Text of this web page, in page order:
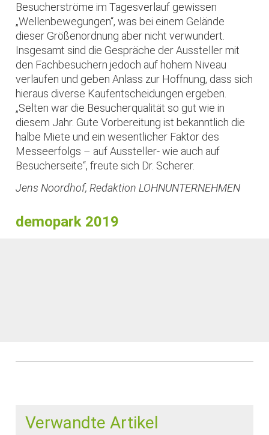
Besucherströme im Tagesverlauf gewissen
„Wellenbewegungen“, was bei einem Gelände
dieser Größenordnung aber nicht verwundert.
Insgesamt sind die Gespräche der Aussteller mit
den Fachbesuchern jedoch auf hohem Niveau
verlaufen und geben Anlass zur Hoffnung, dass sich
hieraus diverse Kaufentscheidungen ergeben.
„Selten war die Besucherqualität so gut wie in
diesem Jahr. Gute Vorbereitung ist bekanntlich die
halbe Miete und ein wesentlicher Faktor des
Messeerfolgs – auf Aussteller- wie auch auf
Besucherseite“, freute sich Dr. Scherer.
Jens Noordhof, Redaktion LOHNUNTERNEHMEN
demopark 2019
Verwandte Artikel